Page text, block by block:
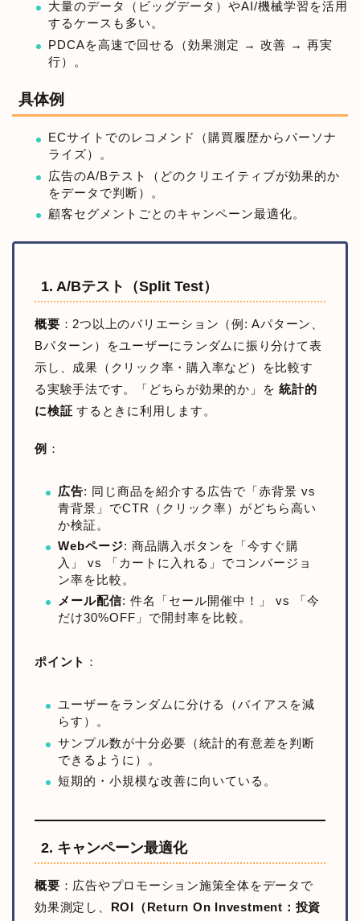
大量のデータ（ビッグデータ）やAI/機械学習を活用
するケースも多い。
PDCAを高速で回せる（効果測定 → 改善 → 再実
行）。
具体例
ECサイトでのレコメンド（購買履歴からパーソナ
ライズ）。
広告のA/Bテスト（どのクリエイティブが効果的か
をデータで判断）。
顧客セグメントごとのキャンペーン最適化。
1. A/Bテスト（Split Test）
概要 ：2つ以上のバリエーション（例: Aパターン、
Bパターン）をユーザーにランダムに振り分けて表
示し、成果（クリック率・購入率など）を比較す
る実験手法です。「どちらが効果的か」を統計的
に検証 するときに利用します。
例 ：
広告: 同じ商品を紹介する広告で「赤背景 vs
青背景」でCTR（クリック率）がどちら高い
か検証。
Webページ: 商品購入ボタンを「今すぐ購
入」 vs 「カートに入れる」でコンバージョ
ン率を比較。
メール配信: 件名「セール開催中！」 vs 「今
だけ30%OFF」で開封率を比較。
ポイント ：
ユーザーをランダムに分ける（バイアスを減
らす）。
サンプル数が十分必要（統計的有意差を判断
できるように）。
短期的・小規模な改善に向いている。
2. キャンペーン最適化
概要 ：広告やプロモーション施策全体をデータで
効果測定し、 ROI（Return On Investment：投資